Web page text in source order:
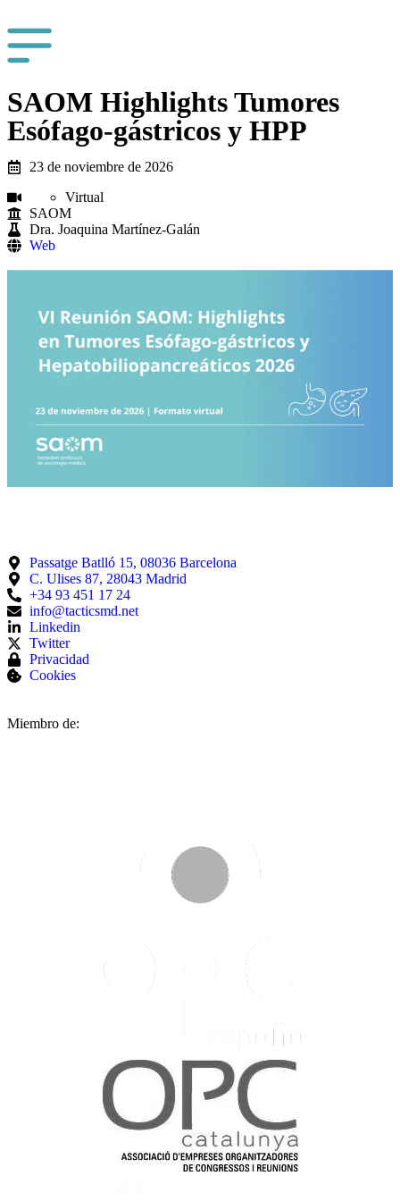
SAOM Highlights Tumores
Esófago-gástricos y HPP
23 de noviembre de 2026
Virtual
SAOM
Dra. Joaquina Martínez-Galán
Web
Passatge Batlló 15, 08036 Barcelona
C. Ulises 87, 28043 Madrid
+34 93 451 17 24
info@tacticsmd.net
Linkedin
Twitter
Privacidad
Cookies
Miembro de: